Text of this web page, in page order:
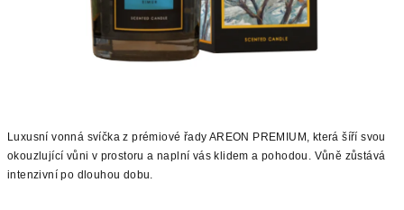
Luxusní vonná svíčka z prémiové řady AREON PREMIUM, která šíří svou
okouzlující vůni v prostoru a naplní vás klidem a pohodou. Vůně zůstává
intenzivní po dlouhou dobu.